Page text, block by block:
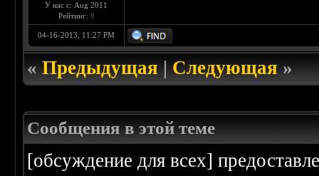
У нас с: Aug 2011
Рейтинг: 0
04-16-2013, 11:27 PM
«Предыдущая|Следующая»
Сообщения в этой теме
[обсуждение для всех]